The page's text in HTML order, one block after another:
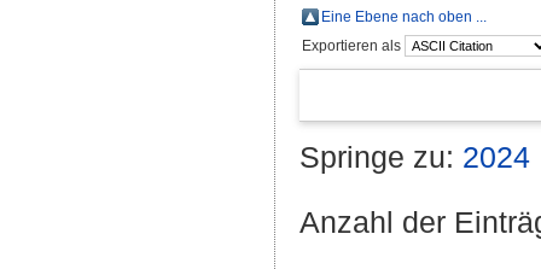
Eine Ebene nach oben ...
Exportieren als
Springe zu: 2024
Anzahl der